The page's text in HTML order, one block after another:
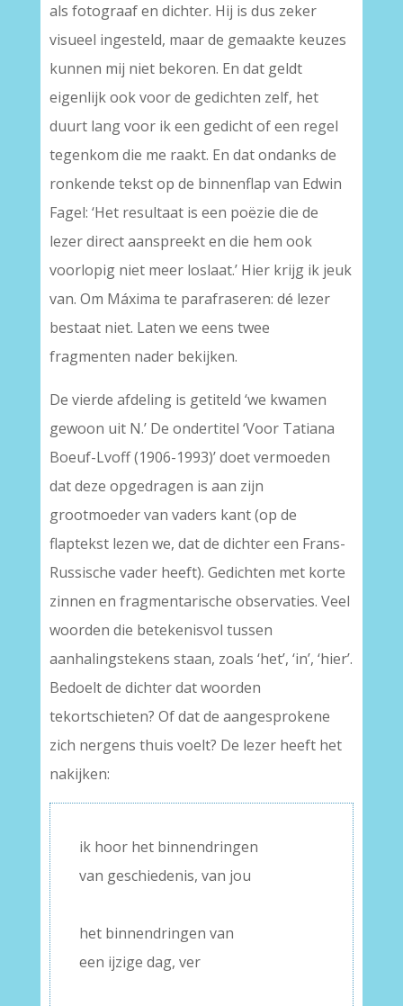
als fotograaf en dichter. Hij is dus zeker
visueel ingesteld, maar de gemaakte keuzes
kunnen mij niet bekoren. En dat geldt
eigenlijk ook voor de gedichten zelf, het
duurt lang voor ik een gedicht of een regel
tegenkom die me raakt. En dat ondanks de
ronkende tekst op de binnenflap van Edwin
Fagel: ‘Het resultaat is een poëzie die de
lezer direct aanspreekt en die hem ook
voorlopig niet meer loslaat.’ Hier krijg ik jeuk
van. Om Máxima te parafraseren: dé lezer
bestaat niet. Laten we eens twee
fragmenten nader bekijken.
De vierde afdeling is getiteld ‘we kwamen
gewoon uit N.’ De ondertitel ‘Voor Tatiana
Boeuf-Lvoff (1906-1993)’ doet vermoeden
dat deze opgedragen is aan zijn
grootmoeder van vaders kant (op de
flaptekst lezen we, dat de dichter een Frans-
Russische vader heeft). Gedichten met korte
zinnen en fragmentarische observaties. Veel
woorden die betekenisvol tussen
aanhalingstekens staan, zoals ‘het’, ‘in’, ‘hier’.
Bedoelt de dichter dat woorden
tekortschieten? Of dat de aangesprokene
zich nergens thuis voelt? De lezer heeft het
nakijken:
ik hoor het binnendringen
van geschiedenis, van jou
het binnendringen van
een ijzige dag, ver